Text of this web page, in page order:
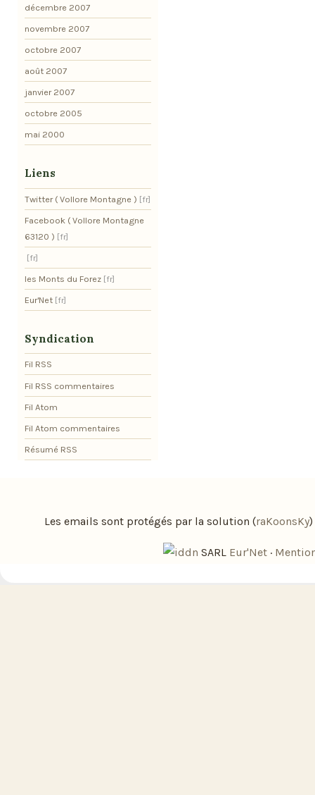
décembre 2007
novembre 2007
octobre 2007
août 2007
janvier 2007
octobre 2005
mai 2000
Liens
Twitter ( Vollore Montagne )
Facebook ( Vollore Montagne
63120 )
les Monts du Forez
Eur'Net
Syndication
Fil RSS
Fil RSS commentaires
Fil Atom
Fil Atom commentaires
Résumé RSS
Les emails sont protégés par la solution (raKoonsKy)
SARL Eur'Net ·